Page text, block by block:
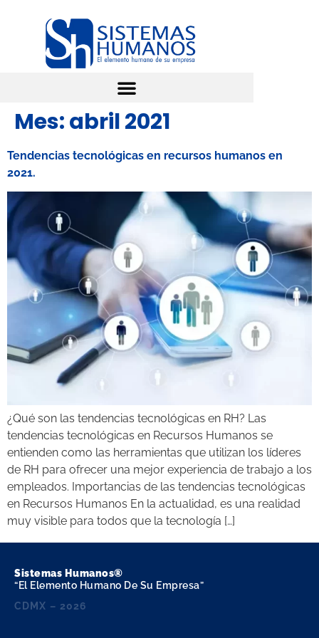
Mes:abril 2021
Tendencias tecnológicas en recursos humanos en
2021.
¿Qué son las tendencias tecnológicas en RH? Las
tendencias tecnológicas en Recursos Humanos se
entienden como las herramientas que utilizan los líderes
de RH para ofrecer una mejor experiencia de trabajo a los
empleados. Importancias de las tendencias tecnológicas
en Recursos Humanos En la actualidad, es una realidad
muy visible para todos que la tecnología […]
Sistemas Humanos®
“El Elemento Humano De Su Empresa”
CDMX – 2026